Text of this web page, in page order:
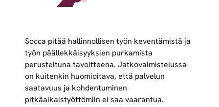
Socca pitää hallinnollisen työn keventämistä ja
työn päällekkäisyyksien purkamista
perusteltuna tavoitteena. Jatkovalmistelussa
on kuitenkin huomioitava, että palvelun
saatavuus ja kohdentuminen
pitkäaikaistyöttömiin ei saa vaarantua.